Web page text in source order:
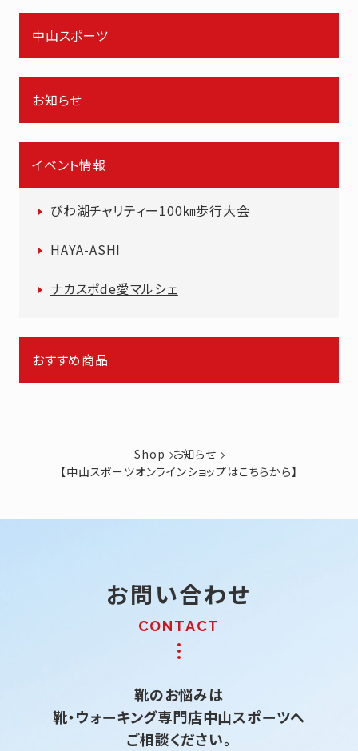
中山スポーツ
お知らせ
イベント情報
びわ湖チャリティー100㎞歩行大会
HAYA-ASHI
ナカスポde愛マルシェ
おすすめ商品
Shop お知らせ
【中山スポーツオンラインショップはこちらから】
お問い合わせ
靴のお悩みは
靴・ウォーキング専門店中山スポーツへ
ご相談ください。